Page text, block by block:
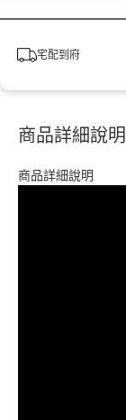
宅配到府
商品詳細說明
商品詳細說明